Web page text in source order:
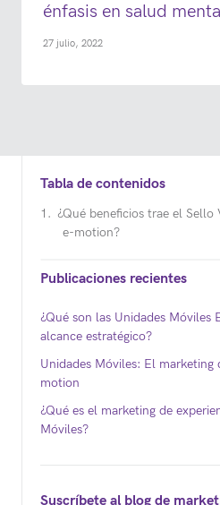
énfasis en salud
27 julio, 2022
Tabla de contenidos
¿Qué beneficios trae el Sello
e-motion?
Publicaciones recientes
¿Qué son las Unidades Móviles
alcance estratégico?
Unidades Móviles: El marketing
motion
¿Qué es el marketing de
Móviles?
Suscríbete al blog de